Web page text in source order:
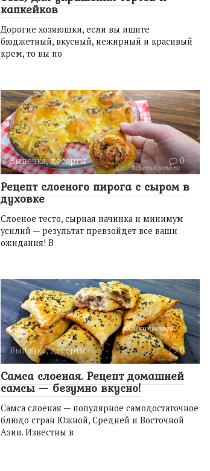
капкейков
Дорогие хозяюшки, если вы ищите
бюджетный, вкусный, нежирный и красивый
крем, то вы по
Выпечка, десерты 0
Рецепт слоеного пирога с сыром в
духовке
Слоеное тесто, сырная начинка и минимум
усилий — результат превзойдет все ваши
ожидания! В
Выпечка, десерты 0
Самса слоеная. Рецепт домашней
самсы — безумно вкусно!
Самса слоеная — популярное самодостаточное
блюдо стран Южной, Средней и Восточной
Азии. Известны в